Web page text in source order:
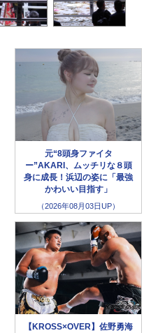
元“8頭身ファイタ
ー”AKARI、ムッチリな８頭
身に成長！浜辺の姿に「最強
かわいい目指す」
（2026年08月03日UP）
【KROSS×OVER】佐野勇海